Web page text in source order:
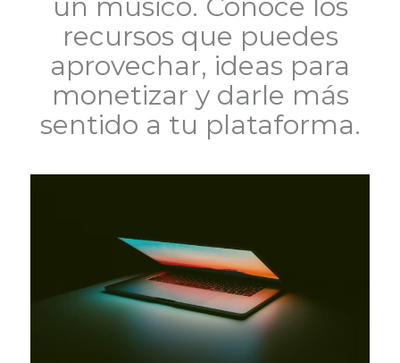
un músico. Conoce los
recursos que puedes
aprovechar, ideas para
monetizar y darle más
sentido a tu plataforma.